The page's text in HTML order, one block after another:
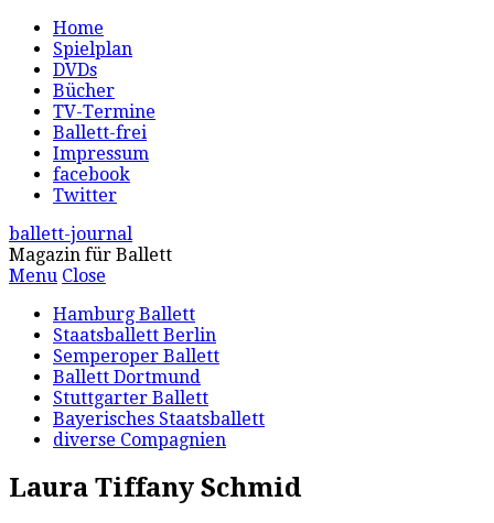
Home
Spielplan
DVDs
Bücher
TV-Termine
Ballett-frei
Impressum
facebook
Twitter
ballett-journal
Magazin für Ballett
Menu Close
Hamburg Ballett
Staatsballett Berlin
Semperoper Ballett
Ballett Dortmund
Stuttgarter Ballett
Bayerisches Staatsballett
diverse Compagnien
Laura Tiffany Schmid